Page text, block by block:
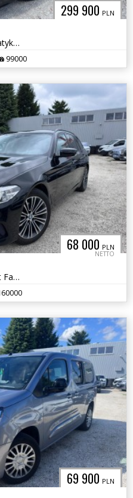
299 900 PLN
Audi RS6 Avant 600 KM Pneumatyka Oś skrętna
99000
68 000 PLN
NETTO
BMW 520d xDrive G31 M-Pakiet Faktura Vat 23% Salon Polska
69 900 PLN